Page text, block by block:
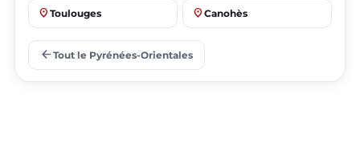
place Toulouges place Canohès
place
arrow_back Tout le Pyrénées-Orientales